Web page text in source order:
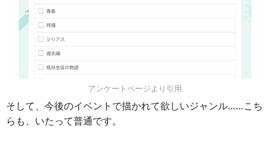
アンケートページより引用
そして、今後のイベントで描かれて欲しいジャンル……こち
らも、いたって普通です。